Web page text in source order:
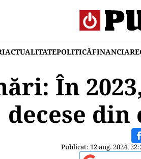
ACTUALITATEPOLITICĂFINANCIAR
În
decese
Publicat: 12 aug. 2024,